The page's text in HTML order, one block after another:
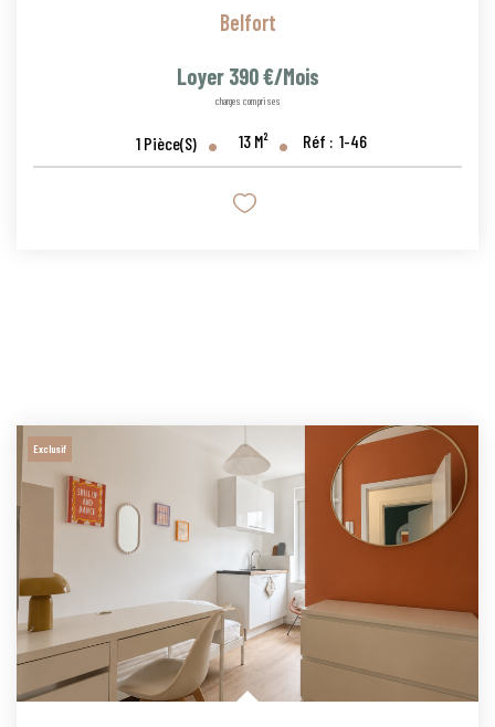
Belfort
Loyer 390 €/mois
charges comprises
1 Pièce(s) 13 M² Réf : 1-46
Exclusif